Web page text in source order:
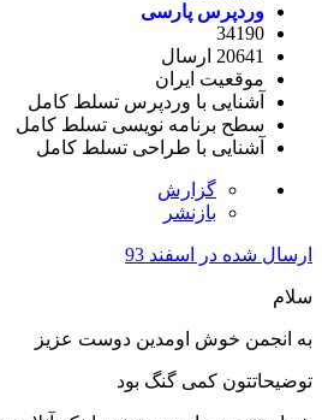
وردپرس پارسی
34190
20641 ارسال
موقعیت ایران
آشنایی با وردپرس تسلط کامل
سطح برنامه نویسی تسلط کامل
آشنایی با طراحی تسلط کامل
گزارش
بازنشر
ارسال شده در اسفند 93
سلام
به انجمن خوش اومدین دوست عزیز
توضیحاتتون کمی گنگ بود